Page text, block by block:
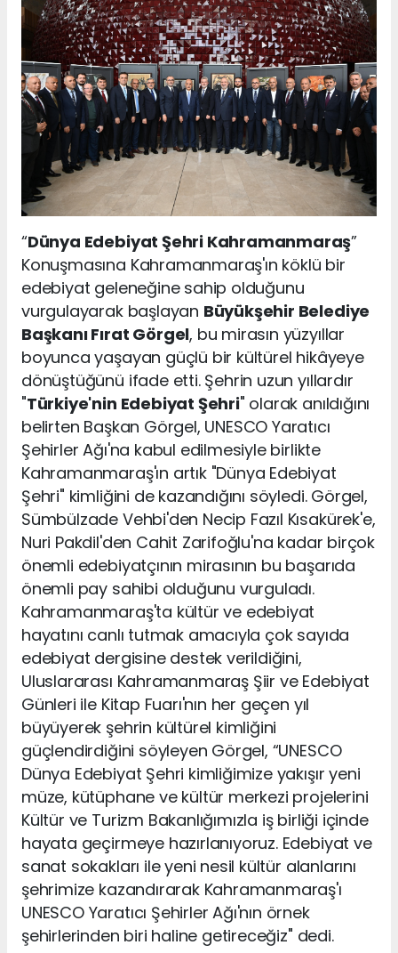
“Dünya Edebiyat Şehri Kahramanmaraş”
Konuşmasına Kahramanmaraş'ın köklü bir
edebiyat geleneğine sahip olduğunu
vurgulayarak başlayan Büyükşehir Belediye
Başkanı Fırat Görgel, bu mirasın yüzyıllar
boyunca yaşayan güçlü bir kültürel hikâyeye
dönüştüğünü ifade etti. Şehrin uzun yıllardır
"Türkiye'nin Edebiyat Şehri" olarak anıldığını
belirten Başkan Görgel, UNESCO Yaratıcı
Şehirler Ağı'na kabul edilmesiyle birlikte
Kahramanmaraş'ın artık "Dünya Edebiyat
Şehri" kimliğini de kazandığını söyledi. Görgel,
Sümbülzade Vehbi'den Necip Fazıl Kısakürek'e,
Nuri Pakdil'den Cahit Zarifoğlu'na kadar birçok
önemli edebiyatçının mirasının bu başarıda
önemli pay sahibi olduğunu vurguladı.
Kahramanmaraş'ta kültür ve edebiyat
hayatını canlı tutmak amacıyla çok sayıda
edebiyat dergisine destek verildiğini,
Uluslararası Kahramanmaraş Şiir ve Edebiyat
Günleri ile Kitap Fuarı'nın her geçen yıl
büyüyerek şehrin kültürel kimliğini
güçlendirdiğini söyleyen Görgel, “UNESCO
Dünya Edebiyat Şehri kimliğimize yakışır yeni
müze, kütüphane ve kültür merkezi projelerini
Kültür ve Turizm Bakanlığımızla iş birliği içinde
hayata geçirmeye hazırlanıyoruz. Edebiyat ve
sanat sokakları ile yeni nesil kültür alanlarını
şehrimize kazandırarak Kahramanmaraş'ı
UNESCO Yaratıcı Şehirler Ağı'nın örnek
şehirlerinden biri haline getireceğiz" dedi.